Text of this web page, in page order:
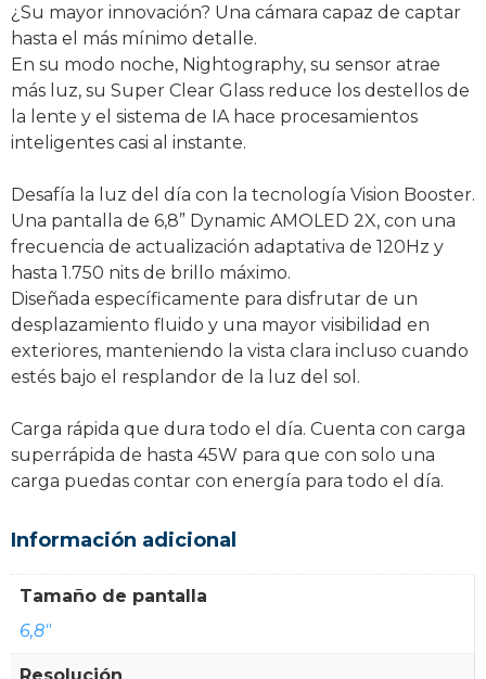
¿Su mayor innovación? Una cámara capaz de captar
hasta el más mínimo detalle.
En su modo noche, Nightography, su sensor atrae
más luz, su Super Clear Glass reduce los destellos de
la lente y el sistema de IA hace procesamientos
inteligentes casi al instante.
Desafía la luz del día con la tecnología Vision Booster.
Una pantalla de 6,8” Dynamic AMOLED 2X, con una
frecuencia de actualización adaptativa de 120Hz y
hasta 1.750 nits de brillo máximo.
Diseñada específicamente para disfrutar de un
desplazamiento fluido y una mayor visibilidad en
exteriores, manteniendo la vista clara incluso cuando
estés bajo el resplandor de la luz del sol.
Carga rápida que dura todo el día. Cuenta con carga
superrápida de hasta 45W para que con solo una
carga puedas contar con energía para todo el día.
Información adicional
Tamaño de pantalla
6,8"